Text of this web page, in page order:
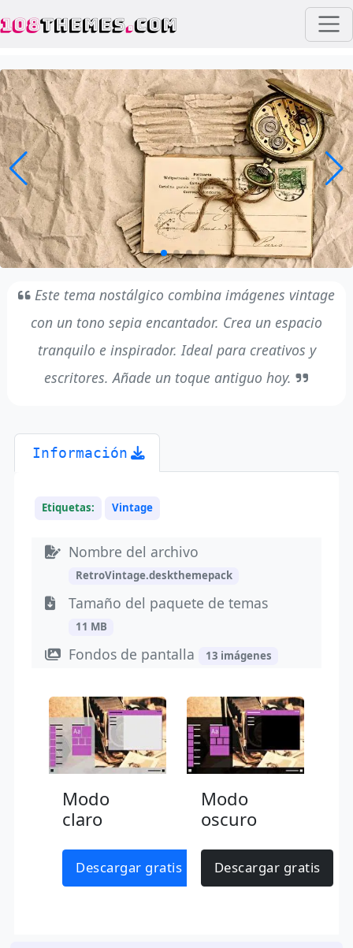
108THEMES.COM
Este tema nostálgico combina imágenes vintage
con un tono sepia encantador. Crea un espacio
tranquilo e inspirador. Ideal para creativos y
escritores. Añade un toque antiguo hoy.
Información
Etiquetas: Vintage
Nombre del archivo
RetroVintage.deskthemepack
Tamaño del paquete de temas
11 MB
Fondos de pantalla 13 imágenes
Modo
claro
Descargar gratis
Modo
oscuro
Descargar gratis